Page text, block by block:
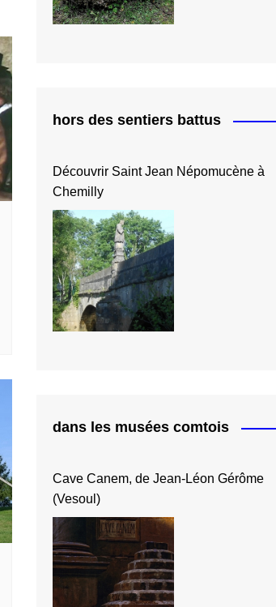
hors des sentiers battus
Découvrir Saint Jean Népomucène à
Chemilly
dans les musées comtois
Cave Canem, de Jean-Léon Gérôme
(Vesoul)